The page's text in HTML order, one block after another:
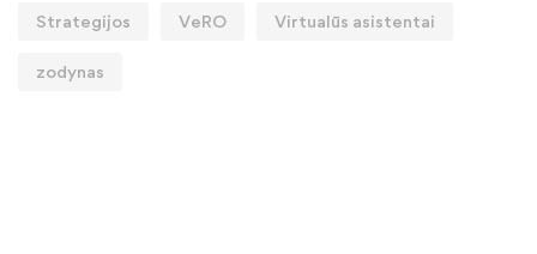
Strategijos VeRO Virtualūs asistentai
zodynas